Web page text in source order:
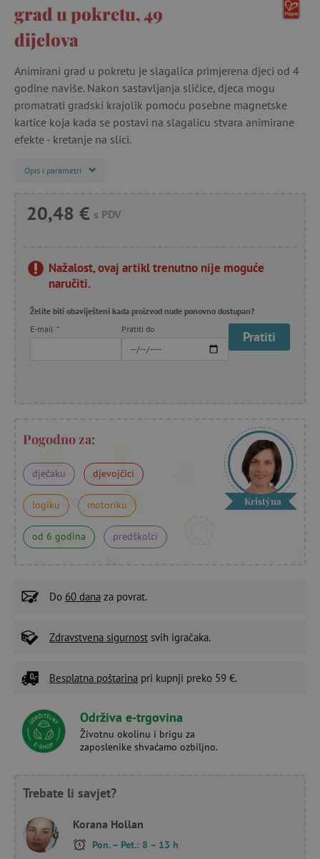
grad u pokretu, 49
dijelova
Animirani grad u pokretu je slagalica primjerena djeci od 4
godine naviše. Nakon sastavljanja sličice, djeca mogu
promatrati gradski krajolik pomoću posebne magnetske
kartice koja kada se postavi na slagalicu stvara animirane
efekte - kretanje na slici.
Opis i parametri
20,48 € s PDV
Nažalost, ovaj artikl trenutno nije moguće
naručiti.
Želite biti obaviješteni kada proizvod nude ponovno dostupan?
E-mail * Pratiti do Pratiti
Pogodno za:
dječaku djevojčici
logiku motoriku
od 6 godina predškolci
Kristýna
Do 60 dana za povrat.
Zdravstvena sigurnost svih igračaka.
Besplatna poštarina pri kupnji preko 59 €.
Održiva e-trgovina
Životnu okolinu i brigu za
zaposlenike shvaćamo ozbiljno.
Trebate li savjet?
Korana Hollan
Pon. – Pet.: 8 – 13 h